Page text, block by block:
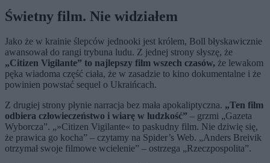
Świetny film. Nie widziałem
Jako że w krainie ślepców jednooki jest królem, Boll błyskawicznie
awansował do rangi trybuna ludu. Z jednej strony słyszę, że
„Citizen Vigilante” to najlepszy film wszech czasów, że lewakom
pęka wiadoma część ciała, że w zasadzie to kino dokumentalne i że
powinien powstać sequel o Ukraińcach.
Z drugiej strony płynie narracja bez mała apokaliptyczna. „Ten film
odbiera człowieczeństwo i wiarę w ludzkość” – grzmi „Gazeta
Wyborcza”. „»Citizen Vigilante« to paskudny film. Nie dziwię się,
że prawica go kocha” – czytamy na Spider’s Web. „Anders Breivik
otrzymał swoje filmowe wcielenie” – ostrzega „Rzeczpospolita”.